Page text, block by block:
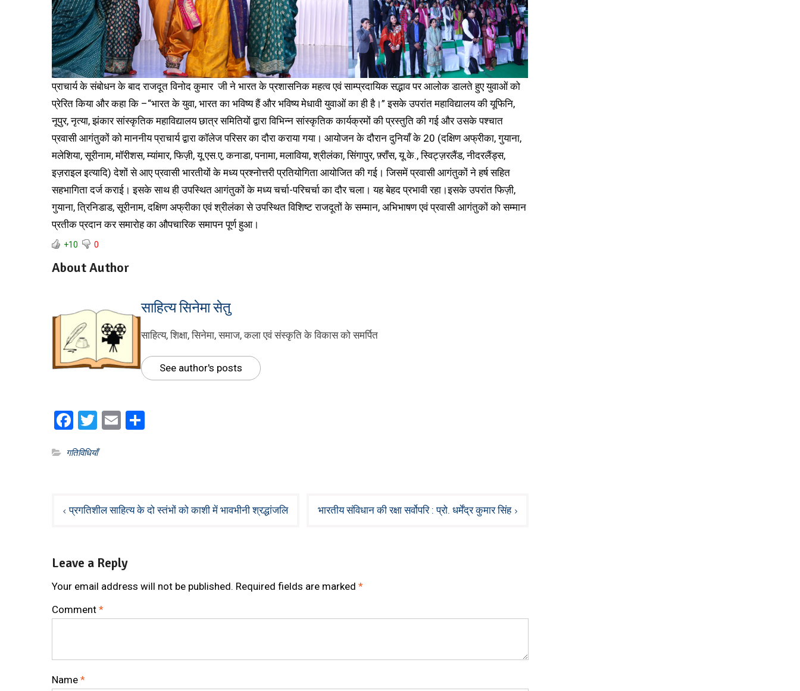
प्राचार्य के संबोधन के बाद राजदूत विनोद कुमार जी ने भारत के प्रशासनिक महत्व एवं साम्प्रदायिक सद्भाव पर आलोक डालते हुए युवाओं को
प्रेरित किया और कहा कि –“भारत के युवा, भारत का भविष्य हैं और भविष्य मेधावी युवाओं का ही है।” इसके उपरांत महाविद्यालय की यूफिनि,
नूपुर, नृत्या, झंकार सांस्कृतिक महाविद्यालय छात्र समितियों द्वारा विभिन्न सांस्कृतिक कार्यक्रमों की प्रस्तुति की गई और उसके पश्चात
प्रवासी आगंतुकों को माननीय प्राचार्य द्वारा कॉलेज परिसर का दौरा कराया गया। आयोजन के दौरान दुनियाँ के 20 (दक्षिण अफ्रीका, गुयाना,
मलेशिया, सूरीनाम, मॉरीशस, म्यांमार, फिज़ी, यू.एस.ए, कनाडा, पनामा, मलाविया, श्रीलंका, सिंगापुर, फ़्राँस, यू.के., स्विट्ज़रलैंड, नीदरलैंड्स,
इज़राइल इत्यादि) देशों से आए प्रवासी भारतीयों के मध्य प्रश्नोत्तरी प्रतियोगिता आयोजित की गई। जिसमें प्रवासी आगंतुकों ने हर्ष सहित
सहभागिता दर्ज कराई। इसके साथ ही उपस्थित आगंतुकों के मध्य चर्चा-परिचर्चा का दौर चला। यह बेहद प्रभावी रहा।इसके उपरांत फिज़ी,
गुयाना, त्रिनिडाड, सूरीनाम, दक्षिण अफ्रीका एवं श्रीलंका से उपस्थित विशिष्ट राजदूतों के सम्मान, अभिभाषण एवं प्रवासी आगंतुकों को सम्मान
प्रतीक प्रदान कर समारोह का औपचारिक समापन पूर्ण हुआ।
+10 0
About Author
साहित्य सिनेमा सेतु
साहित्य, शिक्षा, सिनेमा, समाज, कला एवं संस्कृति के विकास को समर्पित
See author's posts
Facebook
Twitter
Email
गतिविधियाँ
Postप्रगतिशील साहित्य के दो स्तंभों को काशी में भावभीनी श्रद्धांजलि भारतीय संविधान की रक्षा सर्वोपरि : प्रो. धर्मेंद्र कुमार सिंह
Leave a Reply
Your email address will not be published. Required fields are marked *
Comment *
Name *